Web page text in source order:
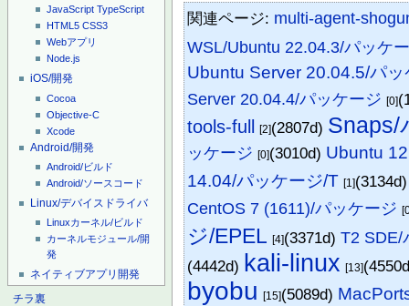
JavaScript TypeScript
HTML5 CSS3
Webアプリ
Node.js
iOS/開発
Cocoa
Objective-C
Xcode
Android/開発
Android/ビルド
Android/ソースコード
Linux/デバイスドライバ
Linuxカーネル/ビルド
カーネルモジュール/開
発
ネイティブアプリ開発
チラ裏
関連ページ: multi-agent-
WSL/Ubuntu 22.04.3/パッケ
Ubuntu Server 20.04.5/パッ
Server 20.04.4/パッケージ [0]
tools-full [2](2807d) Snaps/
ッケージ [0](3010d) Ubuntu
14.04/パッケージ/T [1]
CentOS 7 (1611)/パッケージ
ジ/EPEL [4](3371d)T2 SDE/
(4442d) kali-linux [13]
byobu [15](5089d)